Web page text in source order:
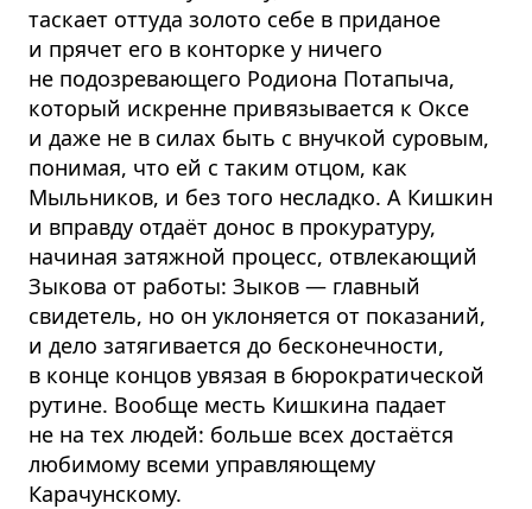
таскает оттуда золото себе в приданое
и прячет его в конторке у ничего
не подозревающего Родиона Потапыча,
который искренне привязывается к Оксе
и даже не в силах быть с внучкой суровым,
понимая, что ей с таким отцом, как
Мыльников, и без того несладко. А Кишкин
и вправду отдаёт донос в прокуратуру,
начиная затяжной процесс, отвлекающий
Зыкова от работы: Зыков — главный
свидетель, но он уклоняется от показаний,
и дело затягивается до бесконечности,
в конце концов увязая в бюрократической
рутине. Вообще месть Кишкина падает
не на тех людей: больше всех достаётся
любимому всеми управляющему
Карачунскому.